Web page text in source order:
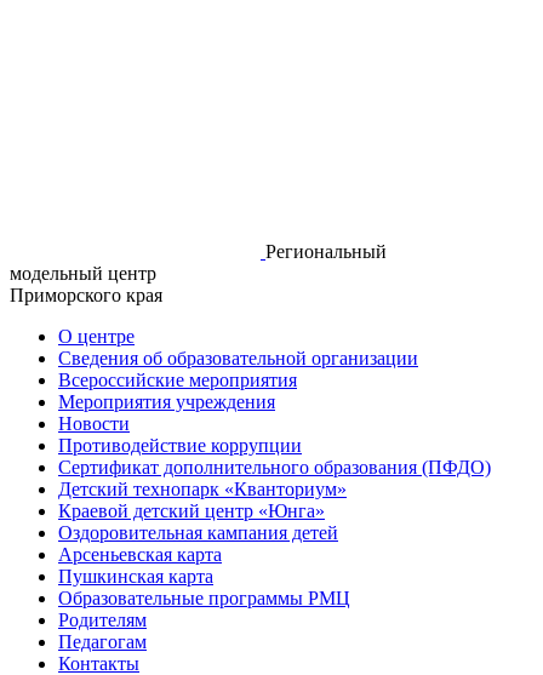
Региональный
модельный центр
Приморского края
О центре
Сведения об образовательной организации
Всероссийские мероприятия
Мероприятия учреждения
Новости
Противодействие коррупции
Сертификат дополнительного образования (ПФДО)
Детский технопарк «Кванториум»
Краевой детский центр «Юнга»
Оздоровительная кампания детей
Арсеньевская карта
Пушкинская карта
Образовательные программы РМЦ
Родителям
Педагогам
Контакты